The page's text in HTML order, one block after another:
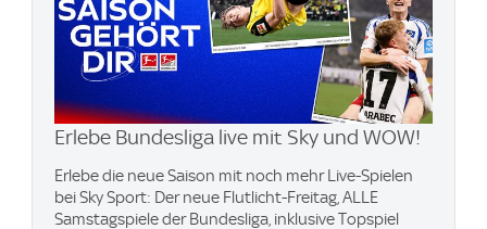
Erlebe Bundesliga live mit Sky und WOW​!
Erlebe die neue Saison mit noch mehr Live-Spielen
bei Sky Sport: Der neue Flutlicht-Freitag, ALLE
Samstagspiele der Bundesliga, inklusive Topspiel